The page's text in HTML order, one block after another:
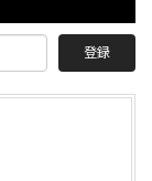
登録